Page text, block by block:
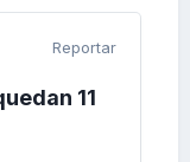
Reportar
11